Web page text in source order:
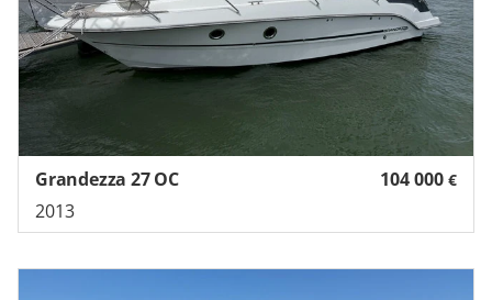
104 000 €
Grandezza 27 OC
2013